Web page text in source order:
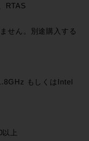
RTAS
せん。別途購入する
もしくはIntel
上